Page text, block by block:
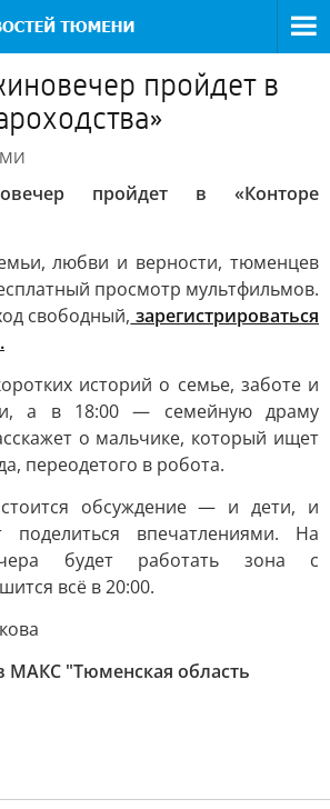
пройдет в
пройдет в «Конторе
любви и верности, тюменцев
просмотр мультфильмов.
свободный, зарегистрироваться
историй о семье, заботе и
а в 18:00 — семейную драму
о мальчике, который ищет
переодетого в робота.
обсуждение — и дети, и
поделиться впечатлениями. На
будет работать зона с
всё в 20:00.
МАКС "Тюменская область